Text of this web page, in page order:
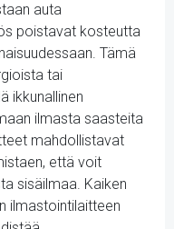
auta
poistavat kosteutta
Tämä
tai
ikkunallinen
ilmasta saasteita
mahdollistavat
että voit
sisäilmaa. Kaiken
ilmastointilaitteen